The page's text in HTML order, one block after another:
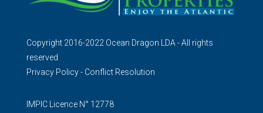
Copyright 2016-2022 Ocean Dragon LDA - All rights
reserved
Privacy Policy- Conflict Resolution
IMPIC Licence N° 12778